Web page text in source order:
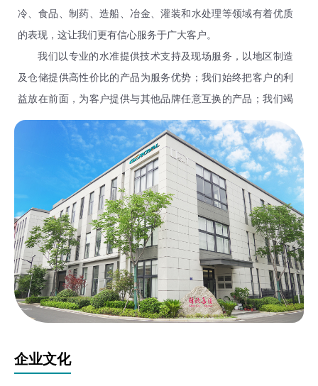
冷、食品、制药、造船、冶金、灌装和水处理等领域有着优质
的表现，这让我们更有信心服务于广大客户。
我们以专业的水准提供技术支持及现场服务，以地区制造
及仓储提供高性价比的产品为服务优势；我们始终把客户的利
益放在前面，为客户提供与其他品牌任意互换的产品；我们竭
力满足客户的个性化要求，以更加丰富的产品及更加完善的服
务为客户创造价值；我们秉着追求、全员参与、持续改进为宗
旨，不知疲倦为精神服务于广大客户。
我们以“追求质量、永无止境”的质量方针及“科技进步、以
质取胜、优质服务”的经营理念，坚持“开拓、进取、创新、求
实、拼搏”的企业精神及灵活多样的经营体制，紧跟市场需求，
提升产品质量，竭诚为新老用户提供具优质的产品及服务，确
保用户满意。同时传承GEROYAL公司的一站式解决方案，提供
提供包括设计、选型、制造、服务、安装、维护、指导在内的
涵盖售前售中售后三阶段的全过程服务。
企业文化